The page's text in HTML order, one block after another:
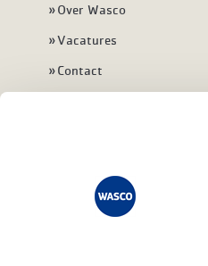
Over Wasco
Vacatures
Contact
Veelgestelde vragen